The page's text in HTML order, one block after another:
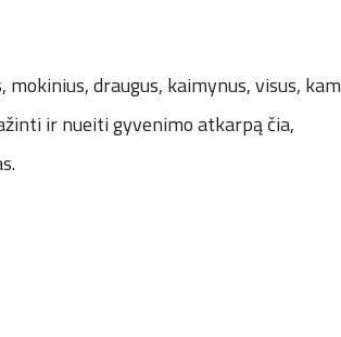
draugus, kaimynus, visus, kam
ir nueiti gyvenimo atkarpą čia,